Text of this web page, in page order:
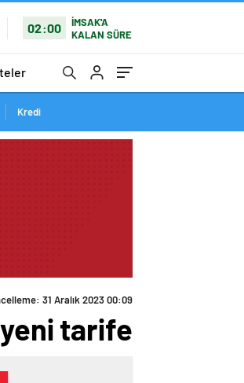
02:00
İMSAK'A
KALAN SÜRE
Kredi
31 Aralık 2023 00:09
yeni tarife